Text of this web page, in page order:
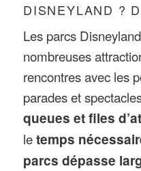
DISNEYLAND ?
Les parcs
nombreuses
rencontres avec les
parades et
queues et files
letemps
parcs dépasse